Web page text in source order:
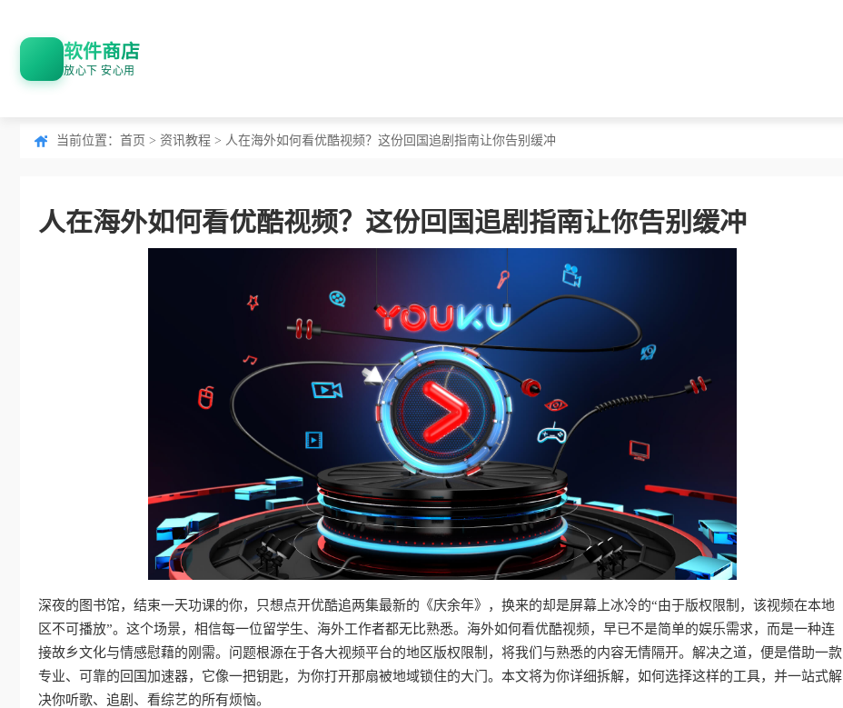
软件商店
放心下 安心用
当前位置： 首页 > 资讯教程 > 人在海外如何看优酷视频？这份回国追剧指南让你告别缓冲
人在海外如何看优酷视频？这份回国追剧指南让你告别缓冲
深夜的图书馆，结束一天功课的你，只想点开优酷追两集最新的《庆余年》，换来的却是屏幕上冰冷的“由于版权限制，该视频在本地
区不可播放”。这个场景，相信每一位留学生、海外工作者都无比熟悉。海外如何看优酷视频，早已不是简单的娱乐需求，而是一种连
接故乡文化与情感慰藉的刚需。问题根源在于各大视频平台的地区版权限制，将我们与熟悉的内容无情隔开。解决之道，便是借助一款
专业、可靠的回国加速器，它像一把钥匙，为你打开那扇被地域锁住的大门。本文将为你详细拆解，如何选择这样的工具，并一站式解
决你听歌、追剧、看综艺的所有烦恼。